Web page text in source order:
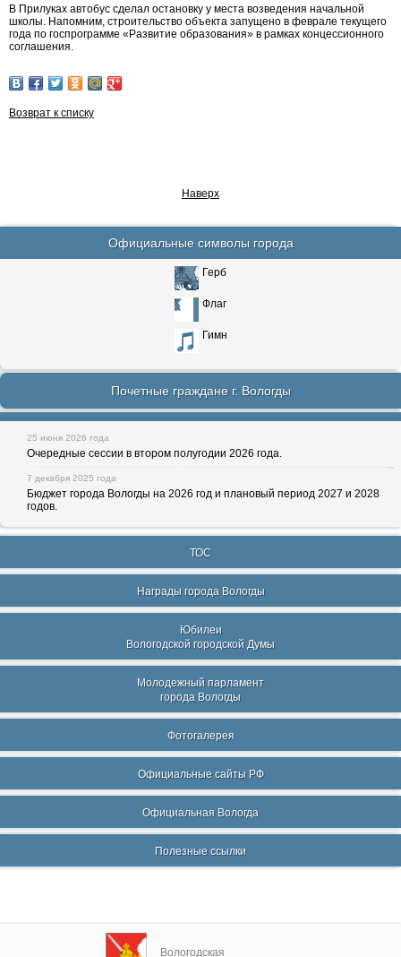
В Прилуках автобус сделал остановку у места возведения начальной
школы. Напомним, строительство объекта запущено в феврале текущего
года по госпрограмме «Развитие образования» в рамках концессионного
соглашения.
Возврат к списку
Наверх
Официальные символы города
Герб
Флаг
Гимн
Почетные граждане г. Вологды
25 июня 2026 года
Очередные сессии в втором полугодии 2026 года.
7 декабря 2025 года
Бюджет города Вологды на 2026 год и плановый период 2027 и 2028
годов.
ТОС
Награды города Вологды
Юбилеи
Вологодской городской Думы
Молодежный парламент
города Вологды
Фотогалерея
Официальные сайты РФ
Официальная Вологда
Полезные ссылки
Вологодская